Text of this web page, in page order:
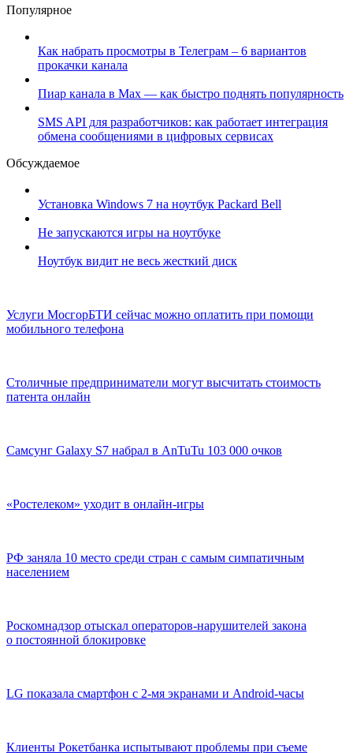
Популярное
Как набрать просмотры в Телеграм – 6 вариантов
прокачки канала
Пиар канала в Max — как быстро поднять популярность
SMS API для разработчиков: как работает интеграция
обмена сообщениями в цифровых сервисах
Обсуждаемое
Установка Windows 7 на ноутбук Packard Bell
Не запускаются игры на ноутбуке
Ноутбук видит не весь жесткий диск
Услуги МосгорБТИ сейчас можно оплатить при помощи
мобильного телефона
Столичные предприниматели могут высчитать стоимость
патента онлайн
Самсунг Galaxy S7 набрал в AnTuTu 103 000 очков
«Ростелеком» уходит в онлайн-игры
РФ заняла 10 место среди стран с самым симпатичным
населением
Роскомнадзор отыскал операторов-нарушителей закона
о постоянной блокировке
LG показала смартфон с 2-мя экранами и Android-часы
Клиенты Рокетбанка испытывают проблемы при съеме